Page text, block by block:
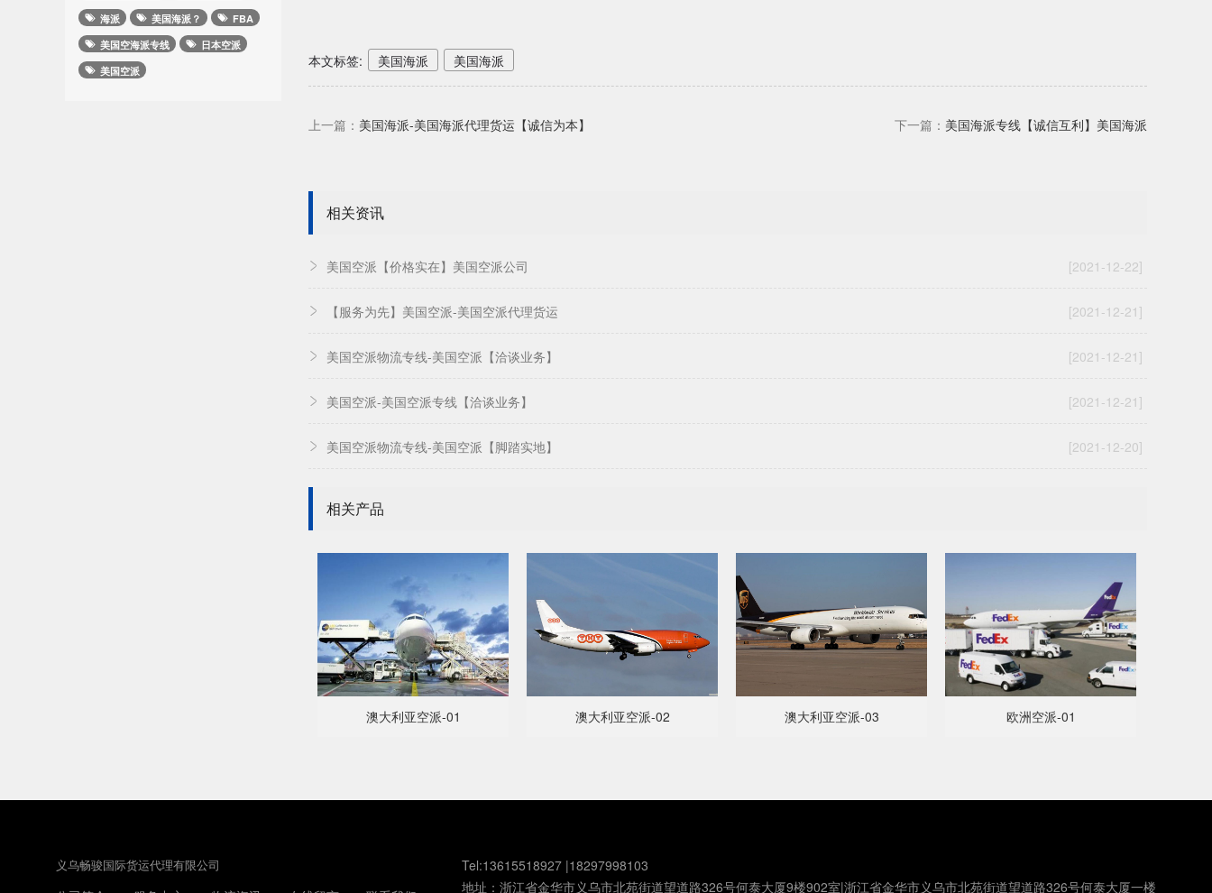
海派
美国海派？
FBA
美国空海派专线
日本空派
美国空派
本文标签: 美国海派 美国海派
上一篇： 美国海派-美国海派代理货运【诚信为本】 下一篇： 美国海派专线【诚信互利】美国海派
相关资讯
[2021-12-22]
美国空派【价格实在】美国空派公司
[2021-12-21]
【服务为先】美国空派-美国空派代理货运
[2021-12-21]
美国空派物流专线-美国空派【洽谈业务】
[2021-12-21]
美国空派-美国空派专线【洽谈业务】
[2021-12-20]
美国空派物流专线-美国空派【脚踏实地】
相关产品
澳大利亚空派-01 澳大利亚空派-02 澳大利亚空派-03 欧洲空派-01
义乌畅骏国际货运代理有限公司
Tel:13615518927 |18297998103
地址：浙江省金华市义乌市北苑街道望道路326号何泰大厦9楼902室|浙江省金华市义乌市北苑街道望道路326号何泰大厦一楼